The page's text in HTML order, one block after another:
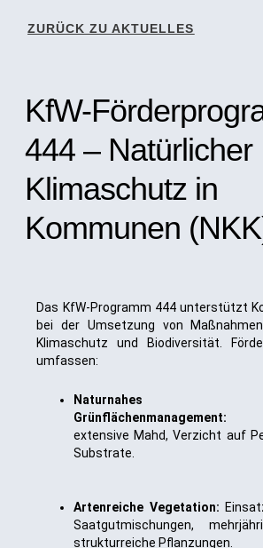
ZURÜCK ZU AKTUELLES
KfW-
444 – Natürlicher
Klimaschutz in
Kommunen
Das KfW-Programm 444 unterstützt
bei der Umsetzung von
Klimaschutz und Biodiversität.
umfassen:
Naturnahes
Grünflächenmanagement:
extensive Mahd, Verzicht auf
Substrate.
Artenreiche Vegetation:
Saatgutmischungen,
strukturreiche Pflanzungen.